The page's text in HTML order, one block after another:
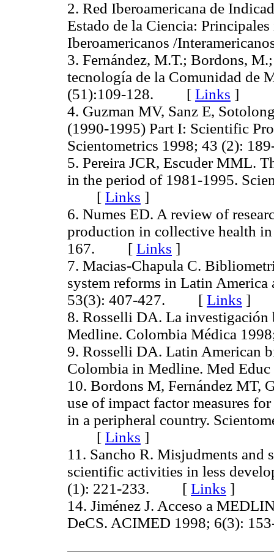
2. Red Iberoamericana de
Estado de la Ciencia:
Iberoamericanos /
3. Fernández, M.T.; Bordons,
tecnología de la Comunidad de
(51):109-128. [ Links ]
4. Guzman MV, Sanz E,
(1990-1995) Part I: Scientific
Scientometrics 1998; 43 (2):
5. Pereira JCR, Escuder MML.
in the period of 1981-1995.
[ Links ]
6. Numes ED. A review of
production in collective health
167. [ Links ]
7. Macias-Chapula C.
system reforms in Latin
53(3): 407-427. [ Links ]
8. Rosselli DA. La investigación
Medline. Colombia Médica
9. Rosselli DA. Latin American
Colombia in Medline. Med
10. Bordons M, Fernández MT,
use of impact factor measures
in a peripheral country.
[ Links ]
11. Sancho R. Misjudments and
scientific activities in less
(1): 221-233. [ Links ]
14. Jiménez J. Acceso a
DeCS. ACIMED 1998; 6(3):